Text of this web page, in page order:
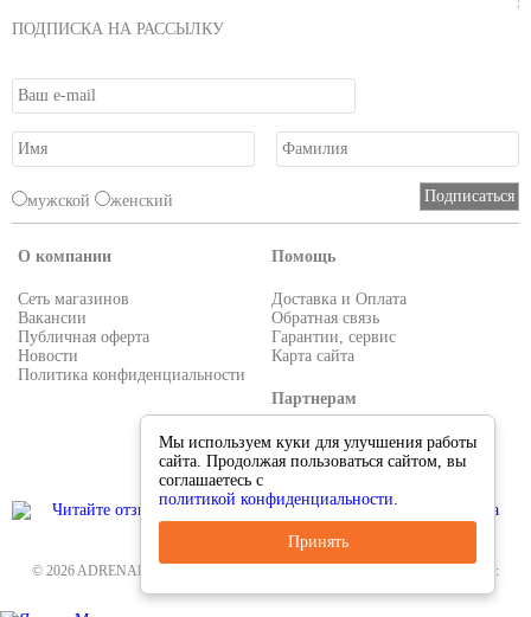
ПОДПИСКА НА РАССЫЛКУ
мужской женский
О компании
Сеть магазинов
Вакансии
Публичная оферта
Новости
Политика конфиденциальности
Помощь
Доставка и Оплата
Обратная связь
Гарантии, сервис
Карта сайта
Партнерам
Условия работы
Реквизиты
© 2026 ADRENALIN.RU-интернет магазин. Все для туризма и рыбалки. Тел.:
Мы используем куки для улучшения работы
сайта. Продолжая пользоваться сайтом, вы
соглашаетесь с
политикой конфиденциальности.
Принять